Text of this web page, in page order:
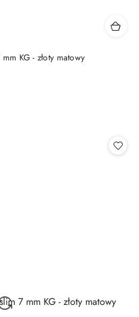
KG - złoty matowy